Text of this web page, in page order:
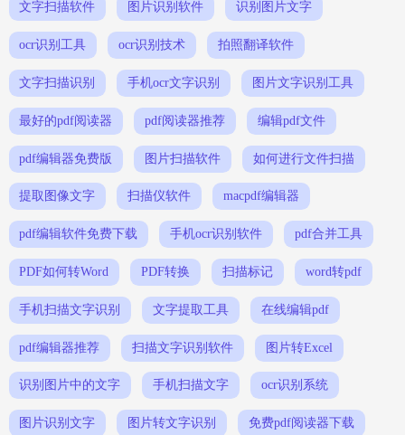
文字扫描软件 图片识别软件 识别图片文字
ocr识别工具 ocr识别技术 拍照翻译软件
文字扫描识别 手机ocr文字识别 图片文字识别工具
最好的pdf阅读器 pdf阅读器推荐 编辑pdf文件
pdf编辑器免费版 图片扫描软件 如何进行文件扫描
提取图像文字 扫描仪软件 macpdf编辑器
pdf编辑软件免费下载 手机ocr识别软件 pdf合并工具
PDF如何转Word PDF转换 扫描标记 word转pdf
手机扫描文字识别 文字提取工具 在线编辑pdf
pdf编辑器推荐 扫描文字识别软件 图片转Excel
识别图片中的文字 手机扫描文字 ocr识别系统
图片识别文字 图片转文字识别 免费pdf阅读器下载